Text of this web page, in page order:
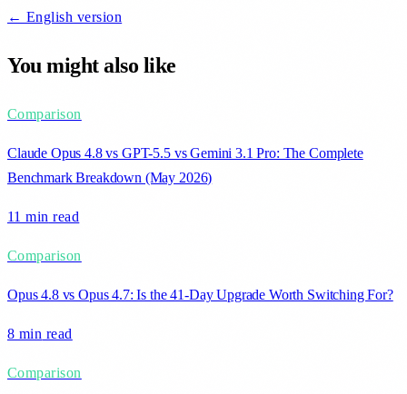
← English version
You might also like
Comparison
Claude Opus 4.8 vs GPT-5.5 vs Gemini 3.1 Pro: The Complete
Benchmark Breakdown (May 2026)
11 min read
Comparison
Opus 4.8 vs Opus 4.7: Is the 41-Day Upgrade Worth Switching For?
8 min read
Comparison